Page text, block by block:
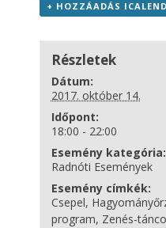
+ HOZZÁADÁS
Részletek
Dátum:
2017. október 14.
Időpont:
18:00 - 22:00
Esemény kategória:
Radnóti Események
Esemény címkék:
Csepel,
program, Zenés-